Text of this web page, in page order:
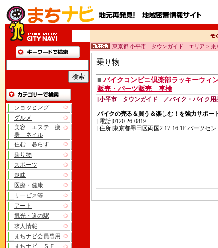
ショッピング
グルメ
美容 エステ 痩
身 ネイル
住む 暮らす
乗り物
スポーツ
趣味
医療・健康
サービス等
アート
観光・道の駅
求人情報
まちナビ会員専用
まちナビ ＳＥ
東京都 小平市 タウンガイド エリア > 乗
乗り物
■ バイクコンビニ倶楽部ラッキーウ
販売・パーツ販売 車検
[小平市 タウンガイド ／バイク・バイク用
バイクの売る＆買う＆楽しむ！を強力サポー
[電話]0120-26-0819
[住所]東京都墨田区両国2-17-16 1F パーツセ